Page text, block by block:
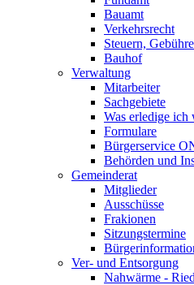
Bauamt
Verkehrsrecht
Steuern,
Bauhof
Verwaltung
Mitarbeiter
Sachgebiete
Was erledige ich
Formulare
Bürgerservice
Behörden und
Gemeinderat
Mitglieder
Ausschüsse
Frakionen
Sitzungstermine
Ver- und Entsorgung
Nahwärme -